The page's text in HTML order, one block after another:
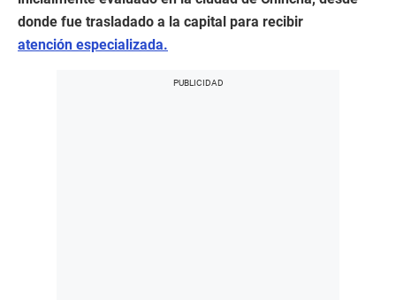
donde fue trasladado a la capital para recibir
atención especializada.